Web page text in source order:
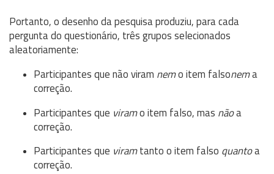
Portanto, o desenho da pesquisa produziu, para cada
pergunta do questionário, três grupos selecionados
aleatoriamente:
Participantes que não viram nemo item falsonema
correção.
Participantes que viramo item falso, mas nãoa
correção.
Participantes que viramtanto o item falso quantoa
correção.